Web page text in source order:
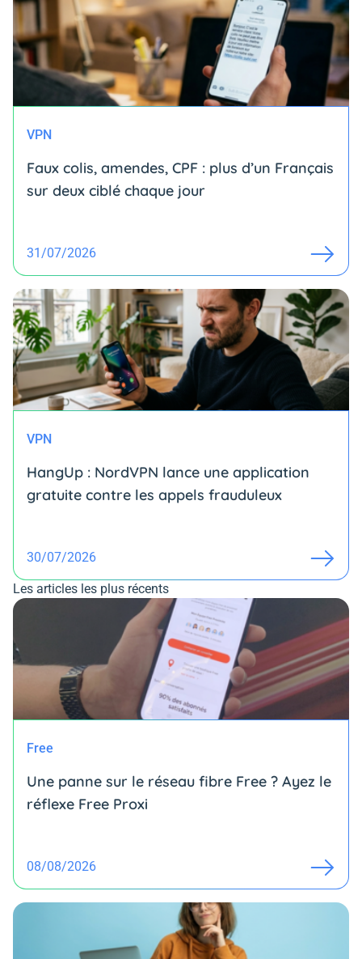
VPN
Faux colis, amendes, CPF : plus d’un Français
sur deux ciblé chaque jour
31/07/2026
VPN
HangUp : NordVPN lance une application
gratuite contre les appels frauduleux
30/07/2026
Les articles les plus récents
Free
Une panne sur le réseau fibre Free ? Ayez le
réflexe Free Proxi
08/08/2026